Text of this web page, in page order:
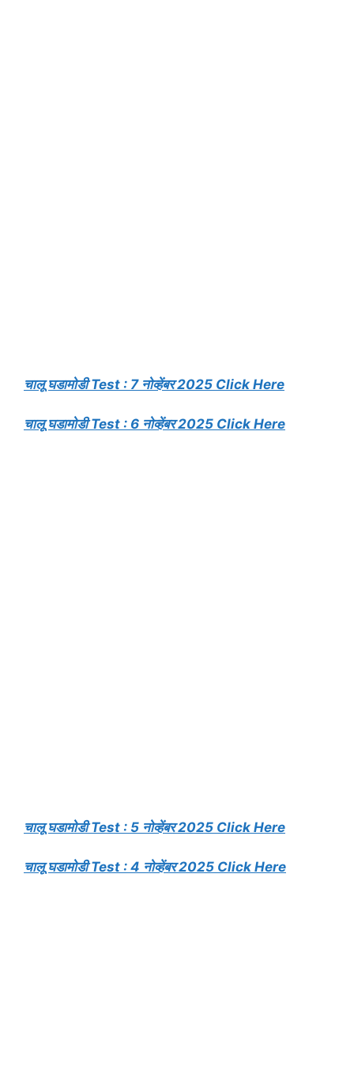
चालू घडामोडी Test : 7 नोव्हेंबर 2025 Click Here
चालू घडामोडी Test : 6 नोव्हेंबर 2025 Click Here
चालू घडामोडी Test : 5 नोव्हेंबर 2025 Click Here
चालू घडामोडी Test : 4 नोव्हेंबर 2025 Click Here